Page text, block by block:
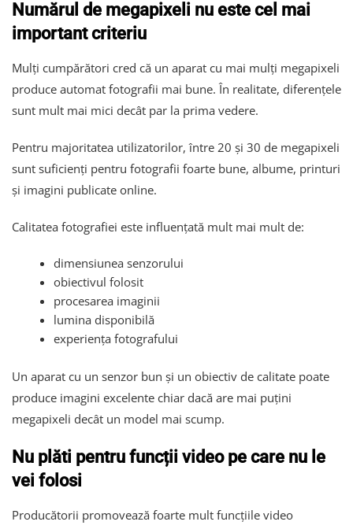
Numărul de megapixeli nu este cel mai
important criteriu
Mulți cumpărători cred că un aparat cu mai mulți megapixeli
produce automat fotografii mai bune. În realitate, diferențele
sunt mult mai mici decât par la prima vedere.
Pentru majoritatea utilizatorilor, între 20 și 30 de megapixeli
sunt suficienți pentru fotografii foarte bune, albume, printuri
și imagini publicate online.
Calitatea fotografiei este influențată mult mai mult de:
dimensiunea senzorului
obiectivul folosit
procesarea imaginii
lumina disponibilă
experiența fotografului
Un aparat cu un senzor bun și un obiectiv de calitate poate
produce imagini excelente chiar dacă are mai puțini
megapixeli decât un model mai scump.
Nu plăti pentru funcții video pe care nu le
vei folosi
Producătorii promovează foarte mult funcțiile video